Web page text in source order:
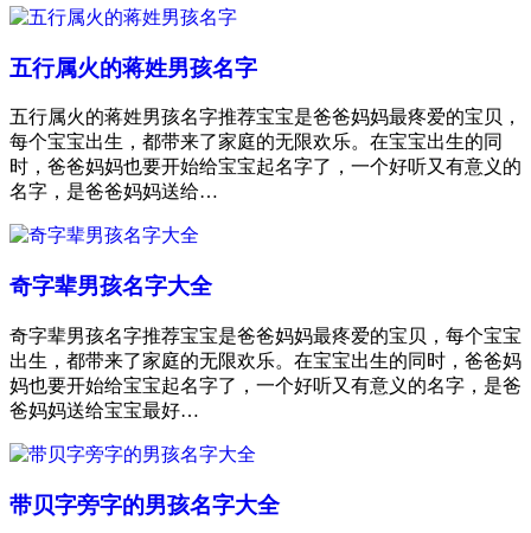
五行属火的蒋姓男孩名字
五行属火的蒋姓男孩名字推荐宝宝是爸爸妈妈最疼爱的宝贝，
每个宝宝出生，都带来了家庭的无限欢乐。在宝宝出生的同
时，爸爸妈妈也要开始给宝宝起名字了，一个好听又有意义的
名字，是爸爸妈妈送给…
奇字辈男孩名字大全
奇字辈男孩名字推荐宝宝是爸爸妈妈最疼爱的宝贝，每个宝宝
出生，都带来了家庭的无限欢乐。在宝宝出生的同时，爸爸妈
妈也要开始给宝宝起名字了，一个好听又有意义的名字，是爸
爸妈妈送给宝宝最好…
带贝字旁字的男孩名字大全